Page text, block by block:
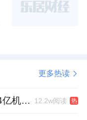
更多热读
家居卖场首单！居然之家24亿机构间REITs获深交所无异议函 12.2w阅读 热